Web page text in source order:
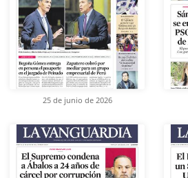
25 de junio de 2026